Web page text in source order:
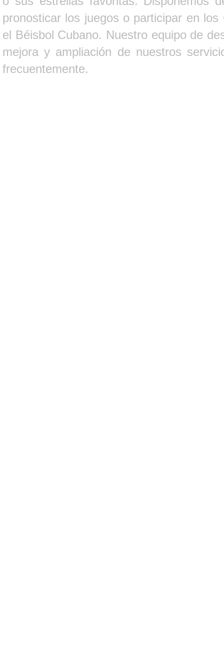
pronosticar los juegos o participar en
el Béisbol Cubano. Nuestro equipo de
mejora y ampliación de nuestros
frecuentemente.